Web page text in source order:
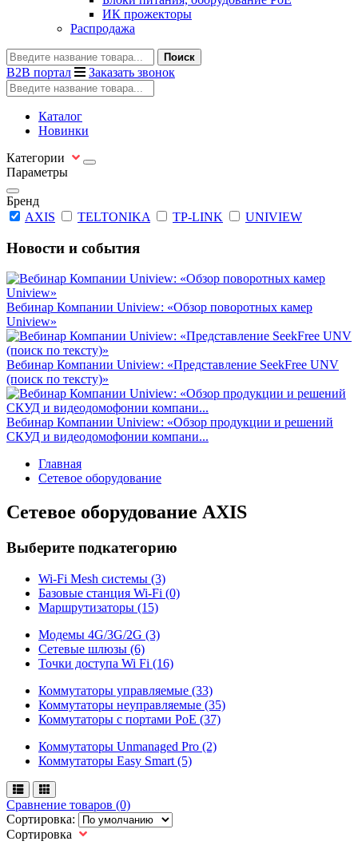
ИК прожекторы
Распродажа
Поиск
B2B портал Заказать звонок
Каталог
Новинки
Категории
Параметры
Бренд
AXIS
TELTONIKA TP-LINK UNIVIEW
Новости и события
Вебинар Компании Uniview: «Обзор поворотных камер
Uniview»
Вебинар Компании Uniview: «Представление SeekFree UNV
(поиск по тексту)»
Вебинар Компании Uniview: «Обзор продукции и решений
СКУД и видеодомофонии компани...
Главная
Сетевое оборудование
Сетевое оборудование AXIS
Выберите подкатегорию
Wi-Fi Mesh системы (3)
Базовые станция Wi-Fi (0)
Маршрутизаторы (15)
Модемы 4G/3G/2G (3)
Сетевые шлюзы (6)
Точки доступа Wi Fi (16)
Коммутаторы управляемые (33)
Коммутаторы неуправляемые (35)
Коммутаторы с портами PoE (37)
Коммутаторы Unmanaged Pro (2)
Коммутаторы Easy Smart (5)
Сравнение товаров (0)
Сортировка:
Сортировка